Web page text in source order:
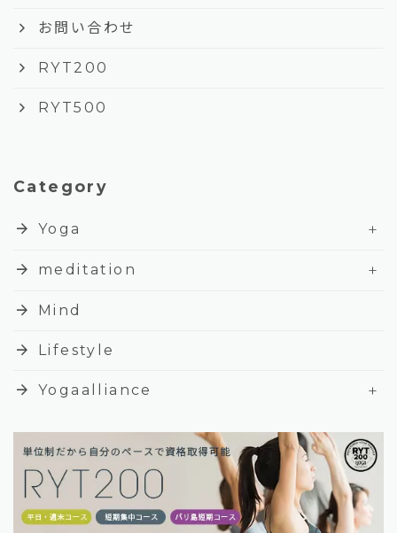
keyboard_arrow_right お問い合わせ
keyboard_arrow_right RYT200
keyboard_arrow_right RYT500
Category
arrow_forward Yoga
+
arrow_forward
meditation
+
arrow_forward
Mind
arrow_forward Lifestyle
arrow_forward Yogaalliance +